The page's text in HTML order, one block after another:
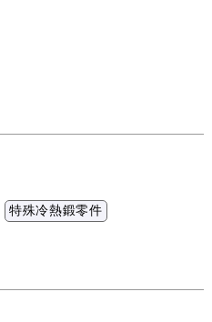
特殊冷熱鍛零件